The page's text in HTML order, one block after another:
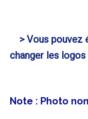
> Vous pouvez
changer les
Note : Photo